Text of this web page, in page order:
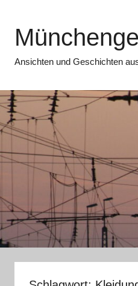
springen
Ansichten und Geschichten